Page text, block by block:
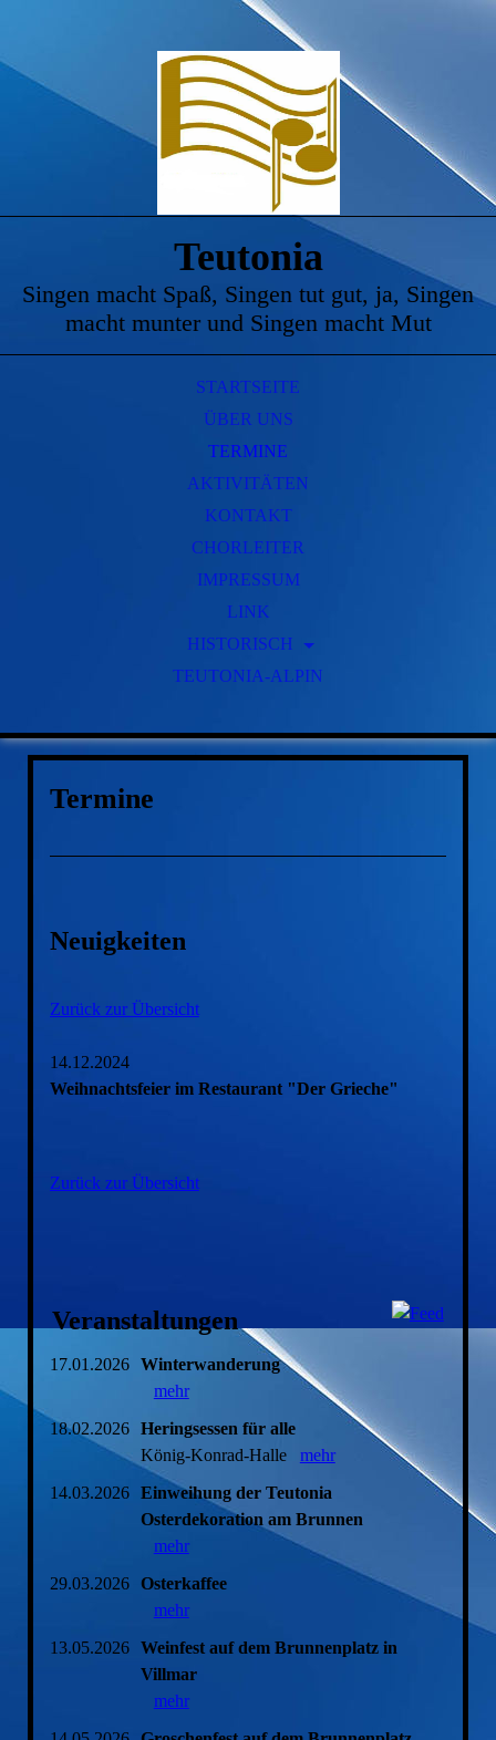
Teutonia
Singen macht Spaß, Singen tut gut, ja, Singen
macht munter und Singen macht Mut
STARTSEITE
ÜBER UNS
TERMINE
AKTIVITÄTEN
KONTAKT
CHORLEITER
IMPRESSUM
LINK
HISTORISCH
GESCHICHTE
FRÜHERE CHORLEITER
TEUTONIA-ALPIN
Termine
Neuigkeiten
Zurück zur Übersicht
14.12.2024
Weihnachtsfeier im Restaurant "Der Grieche"
Zurück zur Übersicht
Veranstaltungen
17.01.2026
Winterwanderung
mehr
18.02.2026
Heringsessen für alle
König-Konrad-Halle mehr
14.03.2026
Einweihung der Teutonia
Osterdekoration am Brunnen
mehr
29.03.2026
Osterkaffee
mehr
13.05.2026
Weinfest auf dem Brunnenplatz in
Villmar
mehr